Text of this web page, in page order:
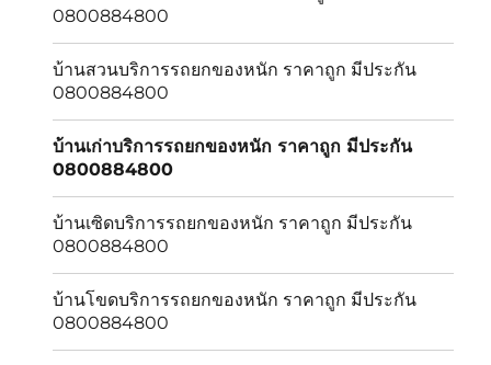
0800884800
บ้านสวนบริการรถยกของหนัก ราคาถูก มีประกัน
0800884800
บ้านเก่าบริการรถยกของหนัก ราคาถูก มีประกัน
0800884800
บ้านเซิดบริการรถยกของหนัก ราคาถูก มีประกัน
0800884800
บ้านโขดบริการรถยกของหนัก ราคาถูก มีประกัน
0800884800